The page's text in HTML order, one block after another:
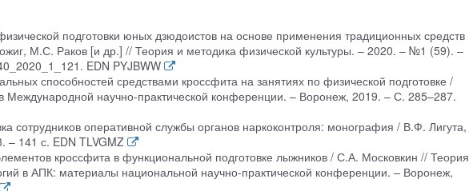
подготовки юных дзюдоистов на основе применения традиционных средств
М.С. Раков [и др.] // Теория и методика физической культуры. – 2020. – №1 (59). –
EDN PYJBWW
способностей средствами кроссфита на занятиях по физической подготовке /
Международной научно-практической конференции. – Воронеж, 2019. – С. 285–287.
сотрудников оперативной службы органов наркоконтроля: монография / В.Ф. Лигута,
141 с. EDN TLVGMZ
кроссфита в функциональной подготовке лыжников / С.А. Московкин // Теория
в АПК: материалы национальной научно-практической конференции. – Воронеж,